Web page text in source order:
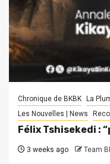
Chronique de BKBK La
Les Nouvelles | News
Félix Tshisekedi :
3 weeks ago Team